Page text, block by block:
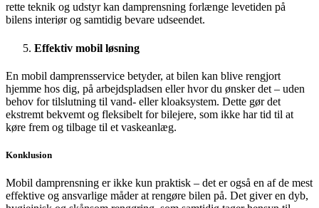
rette teknik og udstyr kan damprensning forlænge levetiden på
bilens interiør og samtidig bevare udseendet.
Effektiv mobil løsning
En mobil damprensservice betyder, at bilen kan blive rengjort
hjemme hos dig, på arbejdspladsen eller hvor du ønsker det – uden
behov for tilslutning til vand- eller kloaksystem. Dette gør det
ekstremt bekvemt og fleksibelt for bilejere, som ikke har tid til at
køre frem og tilbage til et vaskeanlæg.
Konklusion
Mobil damprensning er ikke kun praktisk – det er også en af de mest
effektive og ansvarlige måder at rengøre bilen på. Det giver en dyb,